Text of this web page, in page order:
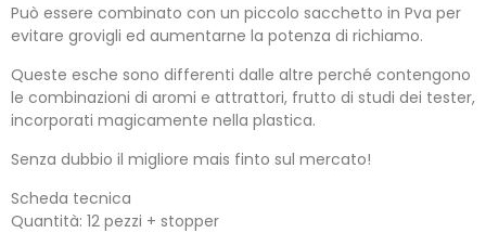
Può essere combinato con un piccolo sacchetto in Pva per
evitare grovigli ed aumentarne la potenza di richiamo.
Queste esche sono differenti dalle altre perché contengono
le combinazioni di aromi e attrattori, frutto di studi dei tester,
incorporati magicamente nella plastica.
Senza dubbio il migliore mais finto sul mercato!
Scheda tecnica
Quantità: 12 pezzi + stopper